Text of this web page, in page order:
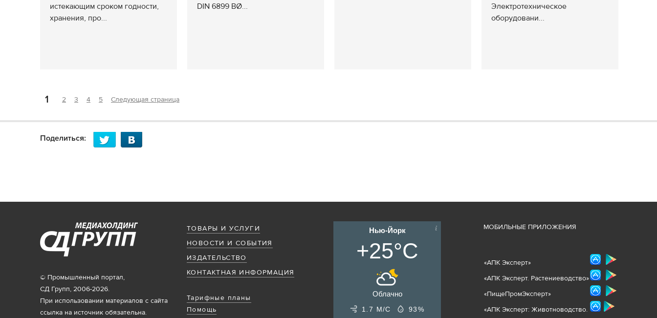
истекающим сроком годности,
хранения, про...
DIN 6899 ВØ...
Электротехническое
оборудовани...
1 2 3 4 5 Следующая страница
Поделиться:
ТОВАРЫ И УСЛУГИ
НОВОСТИ И СОБЫТИЯ
ИЗДАТЕЛЬСТВО
КОНТАКТНАЯ ИНФОРМАЦИЯ
Тарифные планы
Помощь
© Промышленный портал,
СД Групп, 2006-2026.
При использовании материалов с сайта
ссылка на источник обязательна.
Нью-Йорк
+25°C
Облачно
1.7 М/С 93%
МОБИЛЬНЫЕ ПРИЛОЖЕНИЯ
«АПК Эксперт»
«АПК Эксперт. Растениеводство»
«ПищеПромЭксперт»
«АПК Эксперт: Животноводство.